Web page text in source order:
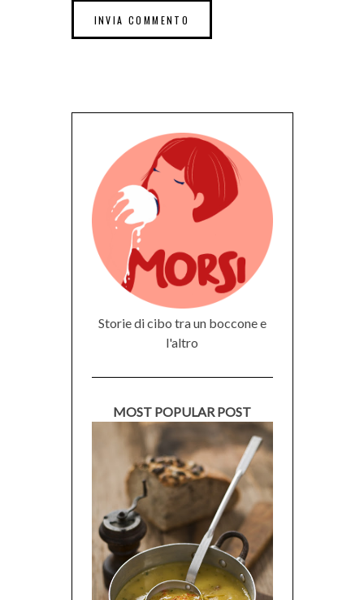
Storie di cibo tra un boccone e
l'altro
MOST POPULAR POST